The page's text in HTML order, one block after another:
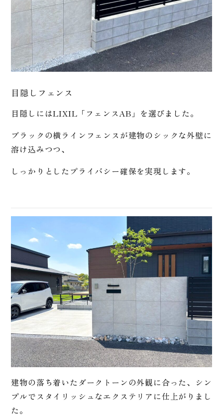
目隠しフェンス
目隠しにはLIXIL「フェンスAB」を選びました。
ブラックの横ラインフェンスが建物のシックな外壁に
溶け込みつつ、
しっかりとしたプライバシー確保を実現します。
建物の落ち着いたダークトーンの外観に合った、シン
プルでスタイリッシュなエクステリアに仕上がりまし
た。